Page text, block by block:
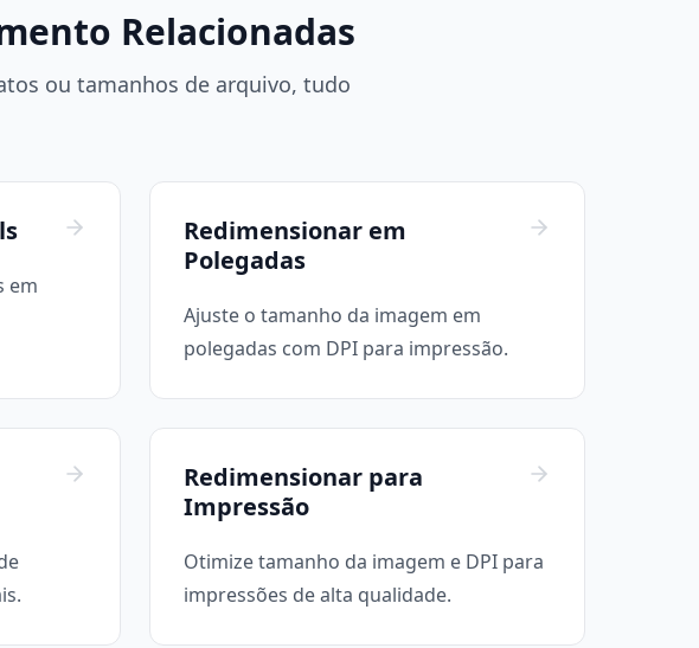
Relacionadas
ou tamanhos de arquivo, tudo
em
Redimensionar em
Polegadas
Ajuste o tamanho da imagem em
polegadas com DPI para impressão.
Redimensionar para
Impressão
Otimize tamanho da imagem e DPI para
impressões de alta qualidade.